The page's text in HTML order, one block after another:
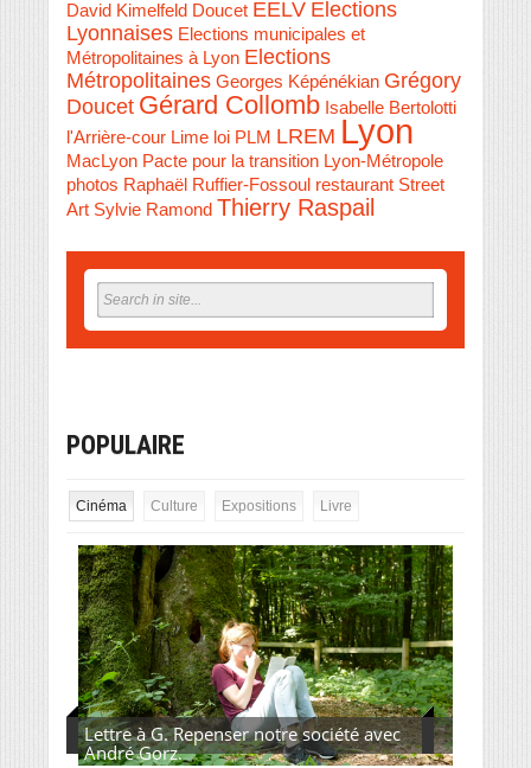
David Kimelfeld Doucet EELV Elections
Lyonnaises Elections municipales et
Métropolitaines à Lyon Elections
Métropolitaines Georges Képénékian Grégory
Doucet Gérard Collomb Isabelle Bertolotti
l'Arrière-cour Lime loi PLM LREM Lyon
MacLyon Pacte pour la transition Lyon-Métropole
photos Raphaël Ruffier-Fossoul restaurant Street
Art Sylvie Ramond Thierry Raspail
POPULAIRE
Cinéma Culture Expositions Livre
Lettre à G. Repenser notre société avec
André Gorz.